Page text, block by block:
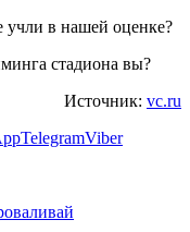
учли в нашей оценке?
стадиона вы?
Источник: vc.ru
TelegramViber